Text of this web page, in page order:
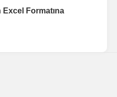
Excel Formatına